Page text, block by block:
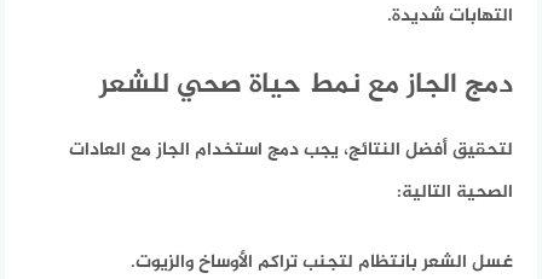
التهابات شديدة.
دمج الجاز مع نمط حياة صحي للشعر
لتحقيق أفضل النتائج، يجب دمج استخدام الجاز مع العادات
الصحية التالية:
غسل الشعر بانتظام لتجنب تراكم الأوساخ والزيوت.